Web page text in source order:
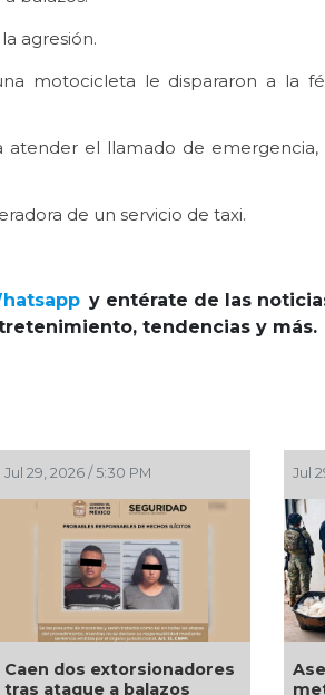
agresión.
motocicleta le dispararon a la
atender el llamado de
de un servicio de taxi.
y entérate de las
tendencias y más.
29, 2026 / 5:30 PM
dos extorsionadores
ataque a balazos
Jul 29,